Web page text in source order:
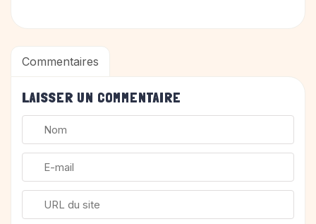
Commentaires
LAISSER UN COMMENTAIRE